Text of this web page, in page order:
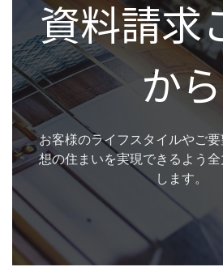
資料請求
から
お客様のライフスタイルやご
想の住まいを実現できるよう
します。